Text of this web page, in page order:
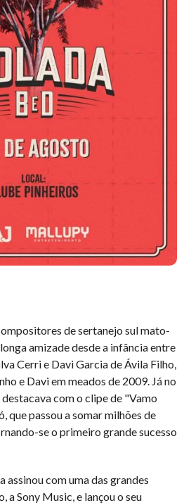
de sertanejo sul mato-
amizade desde a infância entre
Cerri e Davi Garcia de Ávila Filho,
e Davi em meados de 2009. Já no
com o clipe de "Vamo
que passou a somar milhões de
se o primeiro grande sucesso
assinou com uma das grandes
a Sony Music, e lançou o seu